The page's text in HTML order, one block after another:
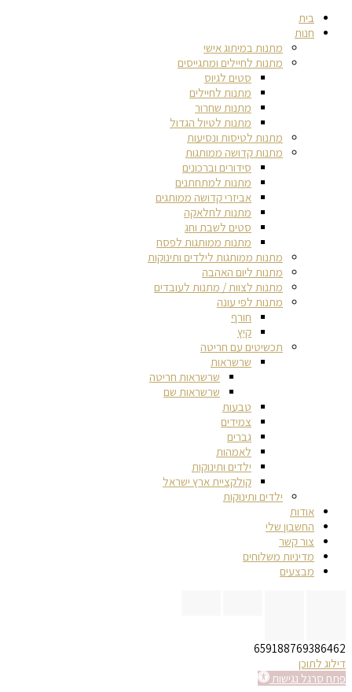
בית
חנות
מתנות במיתוג אישי
מתנות לחיילים ומתגייסים
סטים לגיוס
מתנות לחיילים
מתנות שחרור
מתנות לטיול הגדול
מתנות לטיסות ונסיעות
מתנות קדושה ממותגות
סידורים וברכונים
מתנות למתחתנים
אביזרי קדושה ממותגים
מתנות לחלאקה
סטים לשבת וחג
מתנות ממותגות לפסח
מתנות ממותגות לילדים ותינוקות
מתנות ליום האהבה
מתנות לצוות / מתנות לעובדים
מתנות לפי עונה
חורף
קיץ
תכשיטים עם חריטה
שרשראות
שרשראות חריטה
שרשראות שם
טבעות
צמידים
גברים
לאמהות
ילדים ותינוקות
קולקציית ארץ ישראל
ילדים ותינוקות
אודות
החשבון שלי
צור קשר
מדיניות משלוחים
מבצעים
659188769386462
דילוג לתוכן
פתח סרגל נגישות